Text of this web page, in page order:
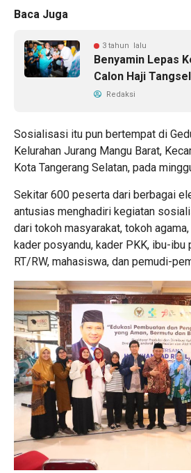
Baca Juga
3 tahun lalu
Benyamin Lepas
Calon Haji
Redaksi
Sosialisasi itu pun bertempat di
Kelurahan Jurang Mangu Barat,
Kota Tangerang Selatan, pada
Sekitar 600 peserta dari berbagai
antusias menghadiri kegiatan
dari tokoh masyarakat, tokoh
kader posyandu, kader PKK, ibu-ibu
RT/RW, mahasiswa, dan pemudi-